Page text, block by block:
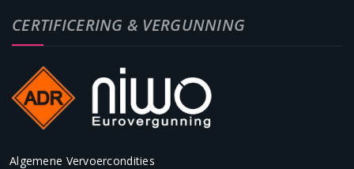
CERTIFICERING & VERGUNNING
Algemene Vervoercondities